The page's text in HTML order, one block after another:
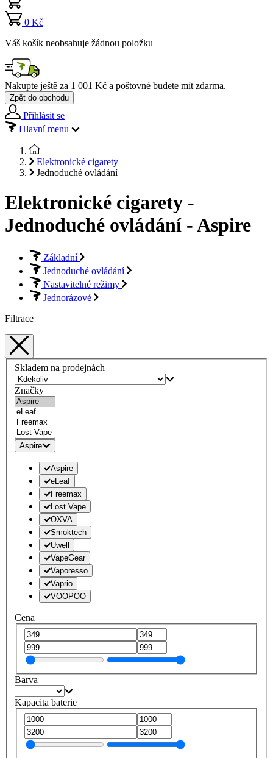
0 Kč
Váš košík neobsahuje žádnou položku
Nakupte ještě za 1 001 Kč a poštovné budete mít zdarma.
Zpět do obchodu
Přihlásit se
Hlavní menu
Elektronické cigarety
Jednoduché ovládání
Elektronické cigarety -
Jednoduché ovládání - Aspire
Základní
Jednoduché ovládání
Nastavitelné režimy
Jednorázové
Filtrace
Skladem na prodejnách
Značky
Aspire
Aspire
eLeaf
Freemax
Lost Vape
OXVA
Smoktech
Uwell
VapeGear
Vaporesso
Vaprio
VOOPOO
Cena
Barva
Kapacita baterie